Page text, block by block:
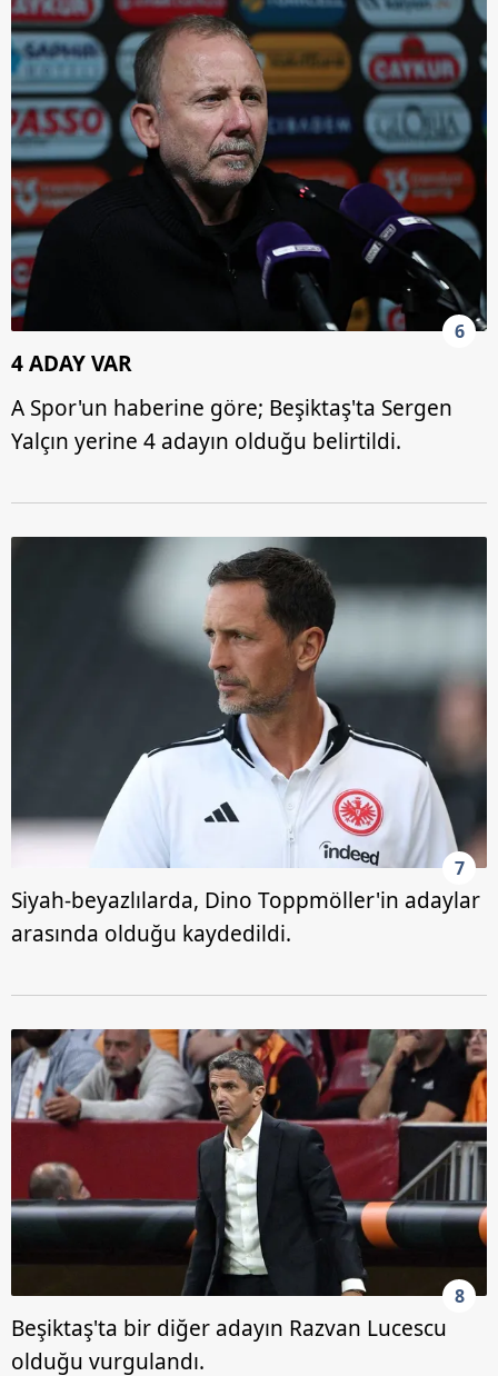
kılınması ve kişiselleştirilmesi ve sizlere yönelik
reklam/pazarlama faaliyetlerinin yapılması, amaçlarıyla
sınırlı olarak açık rızanız dahilinde kullanılacaktır.
Çerezlere ilişkin tercihlerinizi aşağıda yer alan panel
vasıtasıyla belirleyebilirsiniz. Çerezlere ilişkin detaylı bilgi
için Ayarlar butonuna tıklayabilir,
Çerez Bilgilendirme
Metnimizi
ziyaret edebilirsiniz.
6698 sayılı Kişisel Verilerin Korunması Kanunu uyarınca
hazırlanmış Aydınlatma Metnimizi okumak ve sitemizde
ilgili mevzuata uygun olarak kullanılan çerezlerle ilgili bilgi
6
4 ADAY VAR
A Spor'un haberine göre; Beşiktaş'ta Sergen
Yalçın yerine 4 adayın olduğu belirtildi.
7
Siyah-beyazlılarda, Dino Toppmöller'in adaylar
arasında olduğu kaydedildi.
8
Beşiktaş'ta bir diğer adayın Razvan Lucescu
olduğu vurgulandı.